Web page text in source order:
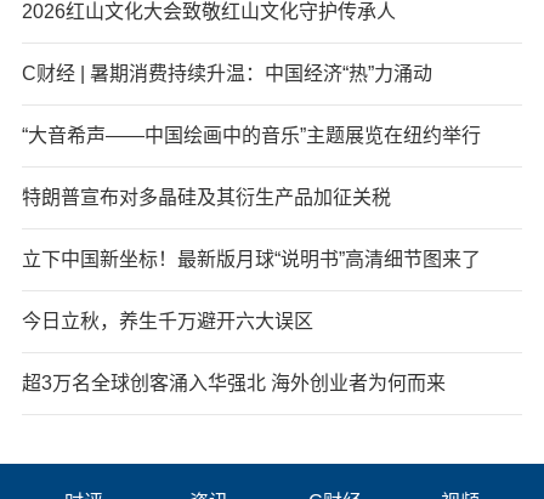
2026红山文化大会致敬红山文化守护传承人
C财经 | 暑期消费持续升温：中国经济“热”力涌动
“大音希声——中国绘画中的音乐”主题展览在纽约举行
特朗普宣布对多晶硅及其衍生产品加征关税
立下中国新坐标！最新版月球“说明书”高清细节图来了
今日立秋，养生千万避开六大误区
超3万名全球创客涌入华强北 海外创业者为何而来